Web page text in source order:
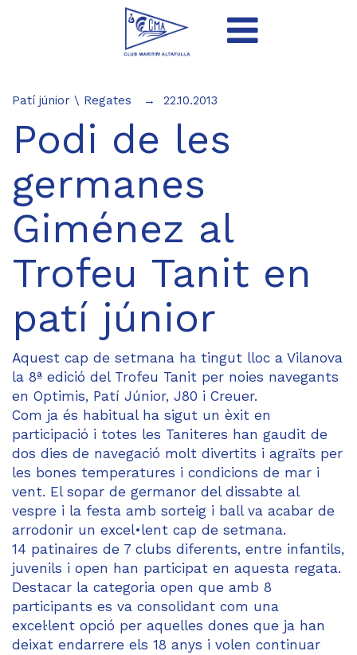
Patí júnior \ Regates 22.10.2013
Podi de les
germanes
Giménez al
Trofeu Tanit en
patí júnior
Aquest cap de setmana ha tingut lloc a Vilanova
la 8ª edició del Trofeu Tanit per noies navegants
en Optimis, Patí Júnior, J80 i Creuer.
Com ja és habitual ha sigut un èxit en
participació i totes les Taniteres han gaudit de
dos dies de navegació molt divertits i agraïts per
les bones temperatures i condicions de mar i
vent. El sopar de germanor del dissabte al
vespre i la festa amb sorteig i ball va acabar de
arrodonir un excel•lent cap de setmana.
14 patinaires de 7 clubs diferents, entre infantils,
juvenils i open han participat en aquesta regata.
Destacar la categoria open que amb 8
participants es va consolidant com una
excel·lent opció per aquelles dones que ja han
deixat endarrere els 18 anys i volen continuar